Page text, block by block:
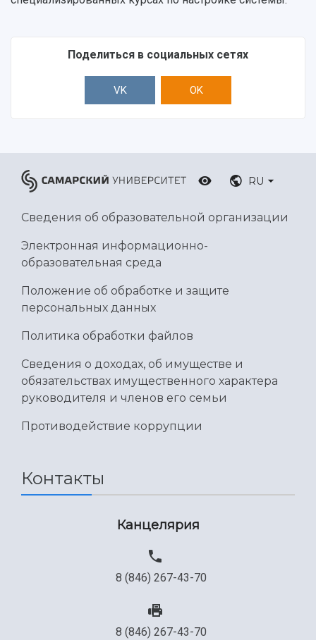
Ботанический сад
Международный межвузовский кампус
Отчеты о проведенных конференциях
Поделиться в социальных сетях
VK OK
RU
Сведения об образовательной организации
Электронная информационно-
образовательная среда
Положение об обработке и защите
персональных данных
Политика обработки файлов
Сведения о доходах, об имуществе и
обязательствах имущественного характера
руководителя и членов его семьи
Противодействие коррупции
Контакты
Канцелярия
8 (846) 267-43-70
8 (846) 267-43-70